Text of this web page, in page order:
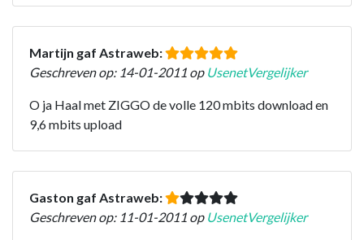
Martijn gaf Astraweb:
Geschreven op: 14-01-2011 op UsenetVergelijker
O ja Haal met ZIGGO de volle 120 mbits download en
9,6 mbits upload
Gaston gaf Astraweb:
Geschreven op: 11-01-2011 op UsenetVergelijker